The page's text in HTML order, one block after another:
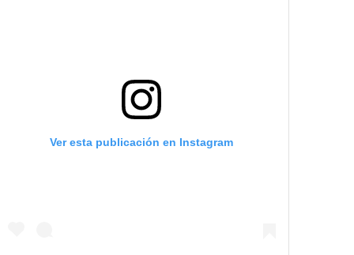
Ver esta publicación en Instagram